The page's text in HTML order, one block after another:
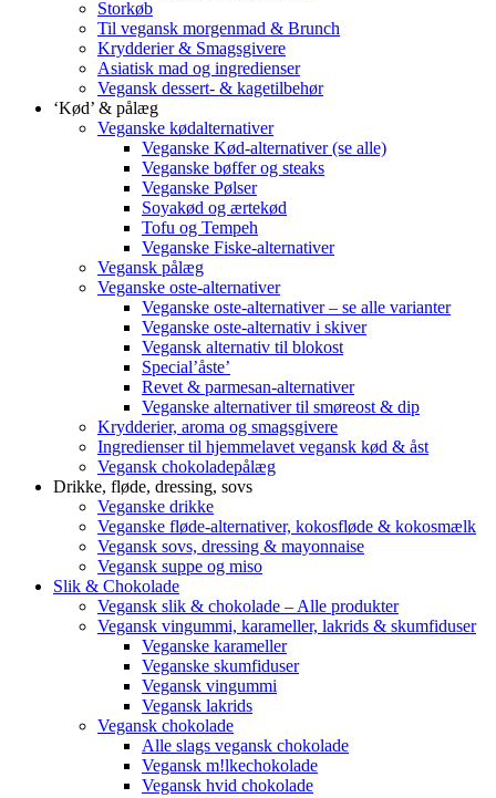
Storkøb
Til vegansk morgenmad & Brunch
Krydderier & Smagsgivere
Asiatisk mad og ingredienser
Vegansk dessert- & kagetilbehør
‘Kød’ & pålæg
Veganske kødalternativer
Veganske Kød-alternativer (se alle)
Veganske bøffer og steaks
Veganske Pølser
Soyakød og ærtekød
Tofu og Tempeh
Veganske Fiske-alternativer
Vegansk pålæg
Veganske oste-alternativer
Veganske oste-alternativer – se alle varianter
Veganske oste-alternativ i skiver
Vegansk alternativ til blokost
Special’åste’
Revet & parmesan-alternativer
Veganske alternativer til smøreost & dip
Krydderier, aroma og smagsgivere
Ingredienser til hjemmelavet vegansk kød & åst
Vegansk chokoladepålæg
Drikke, fløde, dressing, sovs
Veganske drikke
Veganske fløde-alternativer, kokosfløde & kokosmælk
Vegansk sovs, dressing & mayonnaise
Vegansk suppe og miso
Slik & Chokolade
Vegansk slik & chokolade – Alle produkter
Vegansk vingummi, karameller, lakrids & skumfiduser
Veganske karameller
Veganske skumfiduser
Vegansk vingummi
Vegansk lakrids
Vegansk chokolade
Alle slags vegansk chokolade
Vegansk m!lkechokolade
Vegansk hvid chokolade